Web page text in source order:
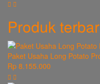
Produk
Paket Usaha Long Potato
Rp 8.155.000